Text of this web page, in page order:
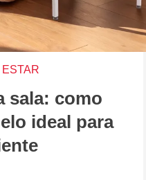
sala: como
ideal para